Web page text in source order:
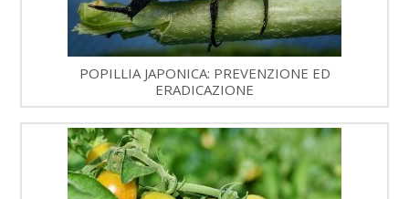
POPILLIA JAPONICA: PREVENZIONE ED
ERADICAZIONE